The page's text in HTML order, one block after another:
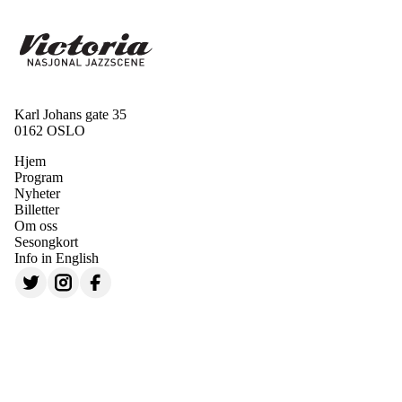
Karl Johans gate 35
0162 OSLO
Hjem
Program
Nyheter
Billetter
Om oss
Sesongkort
Info in English